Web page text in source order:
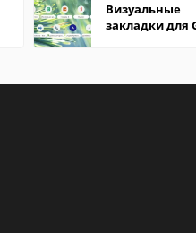
Визуальные
закладки для